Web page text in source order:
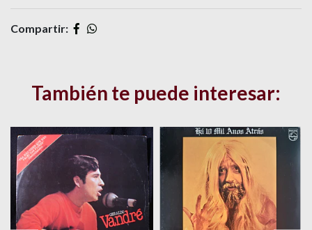
Compartir:
También te puede interesar: